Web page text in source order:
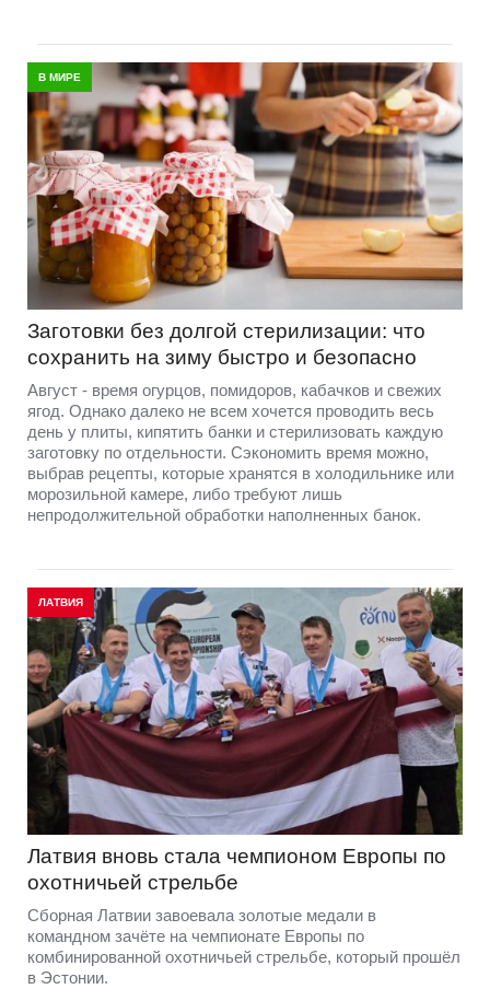
В МИРЕ
Заготовки без долгой стерилизации: что
сохранить на зиму быстро и безопасно
Август - время огурцов, помидоров, кабачков и свежих
ягод. Однако далеко не всем хочется проводить весь
день у плиты, кипятить банки и стерилизовать каждую
заготовку по отдельности. Сэкономить время можно,
выбрав рецепты, которые хранятся в холодильнике или
морозильной камере, либо требуют лишь
непродолжительной обработки наполненных банок.
ЛАТВИЯ
Латвия вновь стала чемпионом Европы по
охотничьей стрельбе
Сборная Латвии завоевала золотые медали в
командном зачёте на чемпионате Европы по
комбинированной охотничьей стрельбе, который прошёл
в Эстонии.